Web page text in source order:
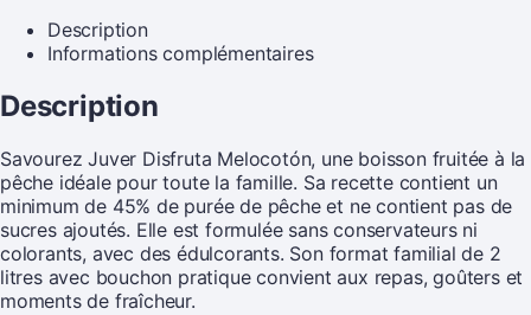
Description
Informations complémentaires
Description
Savourez Juver Disfruta Melocotón, une boisson fruitée à la
pêche idéale pour toute la famille. Sa recette contient un
minimum de 45% de purée de pêche et ne contient pas de
sucres ajoutés. Elle est formulée sans conservateurs ni
colorants, avec des édulcorants. Son format familial de 2
litres avec bouchon pratique convient aux repas, goûters et
moments de fraîcheur.